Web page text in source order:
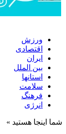
ورزش
اقتصادی
ایران
بین الملل
استانها
سلامت
فرهنگ
انرژی
شما اینجا هستید »